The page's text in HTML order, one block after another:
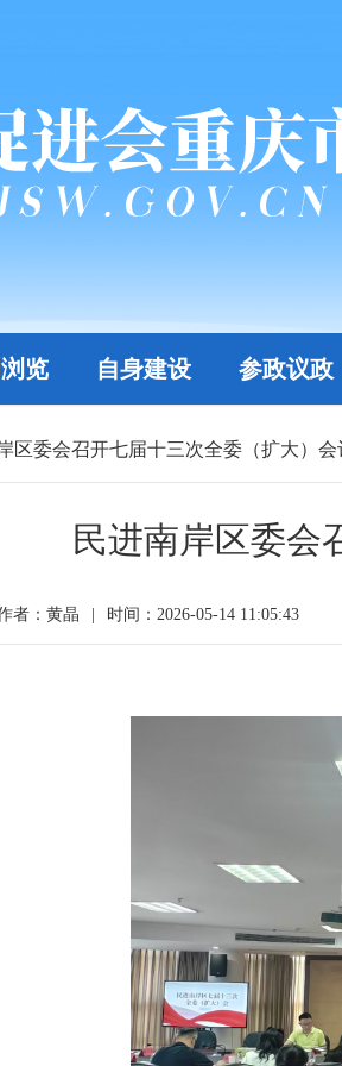
览 自身建设 参政议政
区委会召开七届十三次全委（扩大）会
民进南岸区委会
者：黄晶 时间：2026-05-14 11:05:43